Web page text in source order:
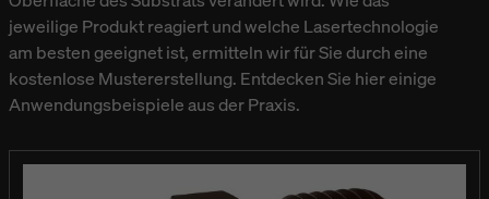
jeweilige Produkt reagiert und welche Lasertechnologie
am besten geeignet ist, ermitteln wir für Sie durch eine
kostenlose Mustererstellung. Entdecken Sie hier einige
Anwendungsbeispiele aus der Praxis.